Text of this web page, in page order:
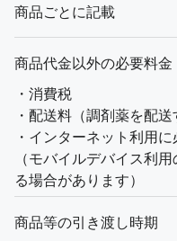
商品ごとに記載
商品代金以外の必要料金
・消費税
・配送料（調剤薬を配送
・インターネット利用
（モバイルデバイス利
る場合があります）
商品等の引き渡し時期